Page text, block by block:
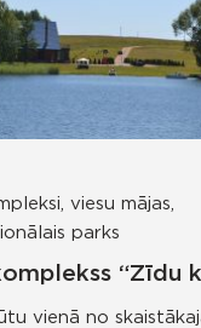
viesu mājas
parks
“Zīdu
vienā no